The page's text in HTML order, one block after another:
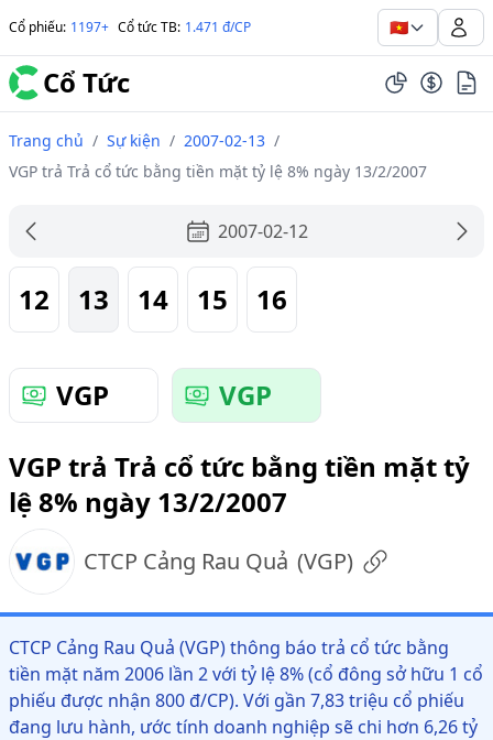
Cổ phiếu: 1197+ Cổ tức TB: 1.471 đ/CP 🇻🇳
Cổ Tức
Trang chủ / Sự kiện / 2007-02-13 /
VGP trả Trả cổ tức bằng tiền mặt tỷ lệ 8% ngày 13/2/2007
2007-02-12
12 13 14 15 16
VGP
VGP
VGP trả Trả cổ tức bằng tiền mặt tỷ
lệ 8% ngày 13/2/2007
CTCP Cảng Rau Quả (VGP)
CTCP Cảng Rau Quả (VGP) thông báo trả cổ tức bằng
tiền mặt năm 2006 lần 2 với tỷ lệ 8% (cổ đông sở hữu 1 cổ
phiếu được nhận 800 đ/CP). Với gần 7,83 triệu cổ phiếu
đang lưu hành, ước tính doanh nghiệp sẽ chi hơn 6,26 tỷ